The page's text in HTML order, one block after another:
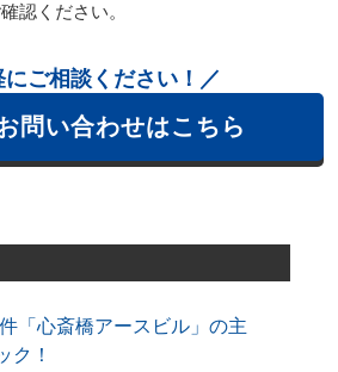
認ください。
にご相談ください！／
問い合わせはこちら
「心斎橋アースビル」の主
ク！